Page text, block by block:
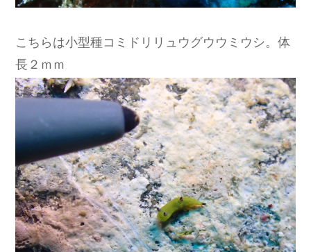
こちらは小型種コミドリリュウグウウミウシ。体
長２ｍｍ